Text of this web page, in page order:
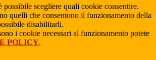
possibile scegliere quali cookie consentire.
quelli che consentono il funzionamento della
disabilitarli.
i cookie necessari al funzionamento potete
POLICY.